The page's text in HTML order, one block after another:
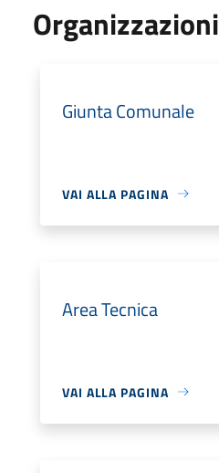
Organizzazioni
Giunta Comunale
VAI ALLA PAGINA
Area Tecnica
VAI ALLA PAGINA